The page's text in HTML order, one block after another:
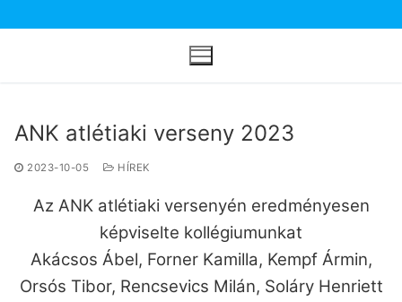
a
ANK atlétiaki verseny 2023
2023-10-05 HÍREK
Az ANK atlétiaki versenyén eredményesen
képviselte kollégiumunkat
Akácsos Ábel, Forner Kamilla, Kempf Ármin,
Orsós Tibor, Rencsevics Milán, Soláry Henriett